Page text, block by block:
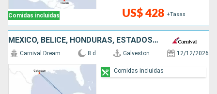
Comidas incluidas US$ 428 +Tasas
MÉXICO, BELICE, HONDURAS, ESTADOS UNIDOS
Carnival Dream 8 d Galveston 12/12/2026
Comidas incluidas